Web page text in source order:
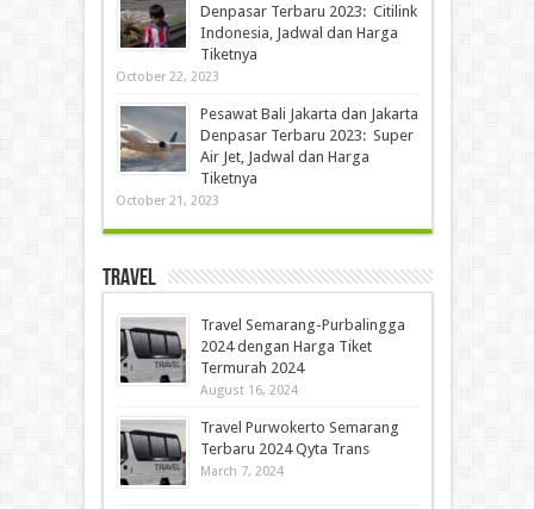
Denpasar Terbaru 2023: Citilink
Indonesia, Jadwal dan Harga
Tiketnya
October 22, 2023
Pesawat Bali Jakarta dan Jakarta
Denpasar Terbaru 2023: Super
Air Jet, Jadwal dan Harga
Tiketnya
October 21, 2023
Travel
Travel Semarang-Purbalingga
2024 dengan Harga Tiket
Termurah 2024
August 16, 2024
Travel Purwokerto Semarang
Terbaru 2024 Qyta Trans
March 7, 2024